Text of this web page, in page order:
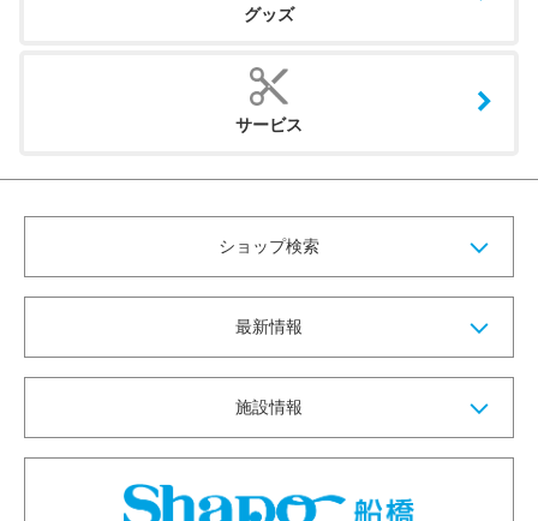
グッズ
サービス
ショップ検索
最新情報
施設情報